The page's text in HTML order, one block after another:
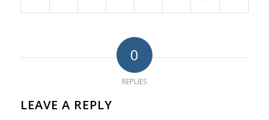
0
REPLIES
LEAVE A REPLY